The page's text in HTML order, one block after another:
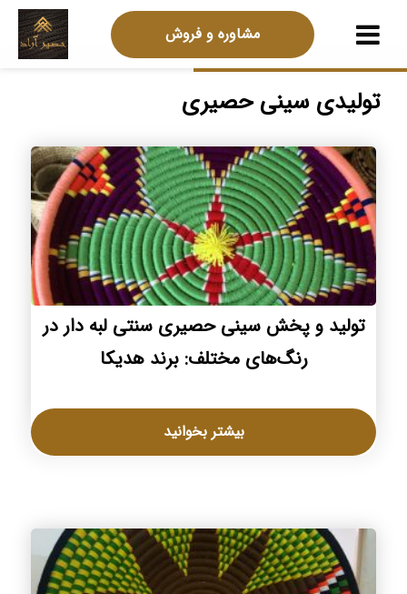
مشاوره و فروش
تولیدی سینی حصیری
تولید و پخش سینی حصیری سنتی لبه دار در
رنگ‌های مختلف: برند هدیکا
بیشتر بخوانید